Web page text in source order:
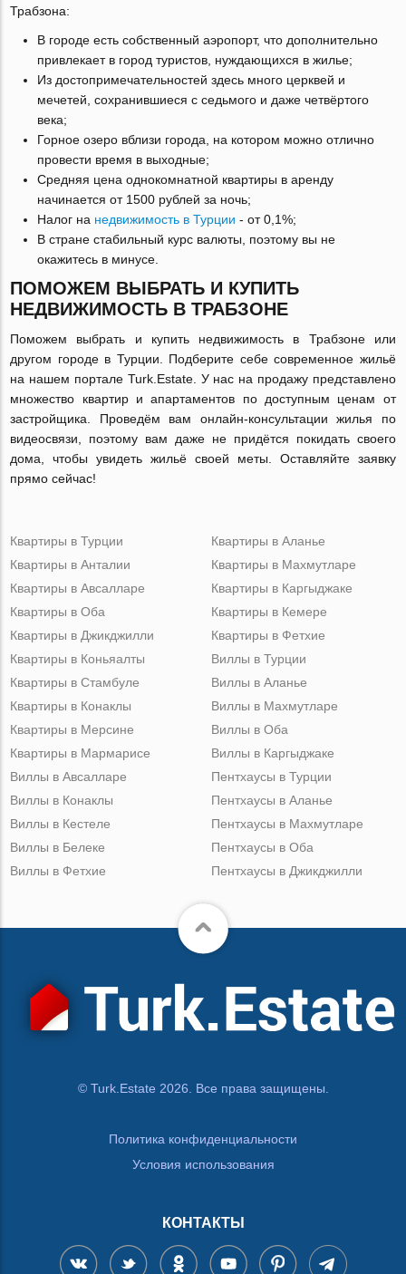
Трабзона:
В городе есть собственный аэропорт, что дополнительно
привлекает в город туристов, нуждающихся в жилье;
Из достопримечательностей здесь много церквей и
мечетей, сохранившиеся с седьмого и даже четвёртого
века;
Горное озеро вблизи города, на котором можно отлично
провести время в выходные;
Средняя цена однокомнатной квартиры в аренду
начинается от 1500 рублей за ночь;
Налог на недвижимость в Турции - от 0,1%;
В стране стабильный курс валюты, поэтому вы не
окажитесь в минусе.
ПОМОЖЕМ ВЫБРАТЬ И КУПИТЬ
НЕДВИЖИМОСТЬ В ТРАБЗОНЕ
Поможем выбрать и купить недвижимость в Трабзоне или
другом городе в Турции. Подберите себе современное жильё
на нашем портале Turk.Estate. У нас на продажу представлено
множество квартир и апартаментов по доступным ценам от
застройщика. Проведём вам онлайн-консультации жилья по
видеосвязи, поэтому вам даже не придётся покидать своего
дома, чтобы увидеть жильё своей меты. Оставляйте заявку
прямо сейчас!
Квартиры в Турции
Квартиры в Анталии
Квартиры в Авсалларе
Квартиры в Оба
Квартиры в Джикджилли
Квартиры в Аланье
Квартиры в Махмутларе
Квартиры в Каргыджаке
Квартиры в Кемере
Квартиры в Фетхие
Квартиры в Коньяалты
Квартиры в Стамбуле
Квартиры в Конаклы
Квартиры в Мерсине
Квартиры в Мармарисе
Виллы в Турции
Виллы в Аланье
Виллы в Махмутларе
Виллы в Оба
Виллы в Каргыджаке
Виллы в Авсалларе
Виллы в Конаклы
Виллы в Кестеле
Виллы в Белеке
Виллы в Фетхие
Пентхаусы в Турции
Пентхаусы в Аланье
Пентхаусы в Махмутларе
Пентхаусы в Оба
Пентхаусы в Джикджилли
© Turk.Estate 2026. Все права защищены.
Политика конфиденциальности
Условия использования
КОНТАКТЫ